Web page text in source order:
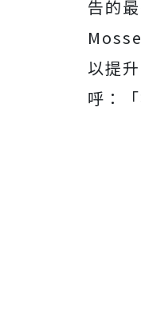
告的
以提
呼：